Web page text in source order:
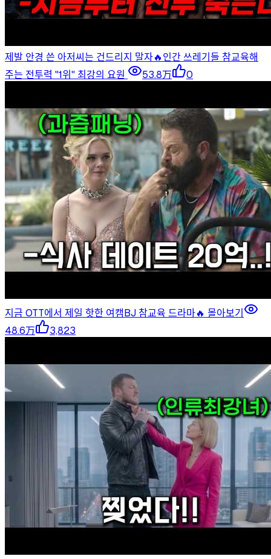
제발 안경 쓴 아저씨는 건드리지 말자🔥인간 쓰레기들 참교육해
주는 전투력 "1위" 최강의 요원
53.8万 0
지금 OTT에서 제일 핫한 여캠BJ 참교육 드라마🔥 몰아보기
48.6万
3,823